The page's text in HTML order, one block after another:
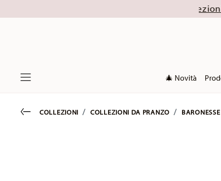
fino al 32% (escluse le collezioni di Natale
🎄 Novità
Go backCOLLEZIONI COLLEZIONI DA PRANZO BARONESSE